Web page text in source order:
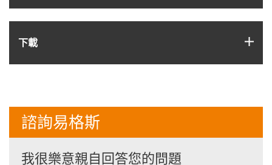
下載
諮詢易格斯
我很樂意親自回答您的問題